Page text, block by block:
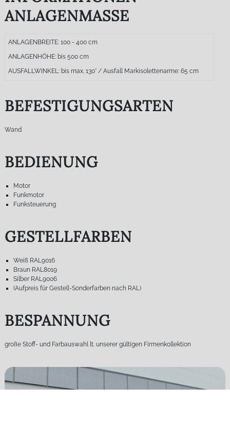
ANLAGENMASSE
ANLAGENBREITE: 100 - 400 cm
ANLAGENHÖHE: bis 500 cm
AUSFALLWINKEL: bis max. 130° / Ausfall Markisolettenarme: 65 cm
BEFESTIGUNGSARTEN
Wand
BEDIENUNG
Motor
Funkmotor
Funksteuerung
GESTELLFARBEN
Weiß RAL9016
Braun RAL8019
Silber RAL9006
(Aufpreis für Gestell-Sonderfarben nach RAL)
BESPANNUNG
große Stoff- und Farbauswahl lt. unserer gültigen Firmenkollektion